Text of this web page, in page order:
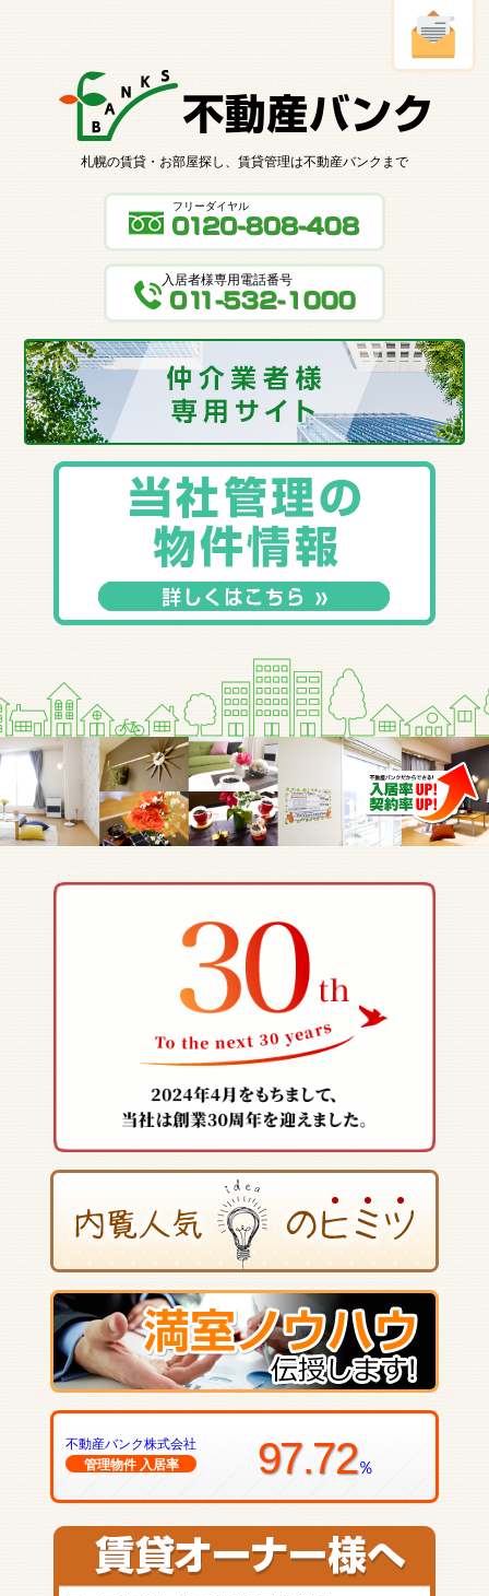
札幌の賃貸・お部屋探し、賃貸管理は不動産バンクまで
フリーダイヤル
入居者様専用電話番号
不動産バンク株式会社
管理物件 入居率
97.72％